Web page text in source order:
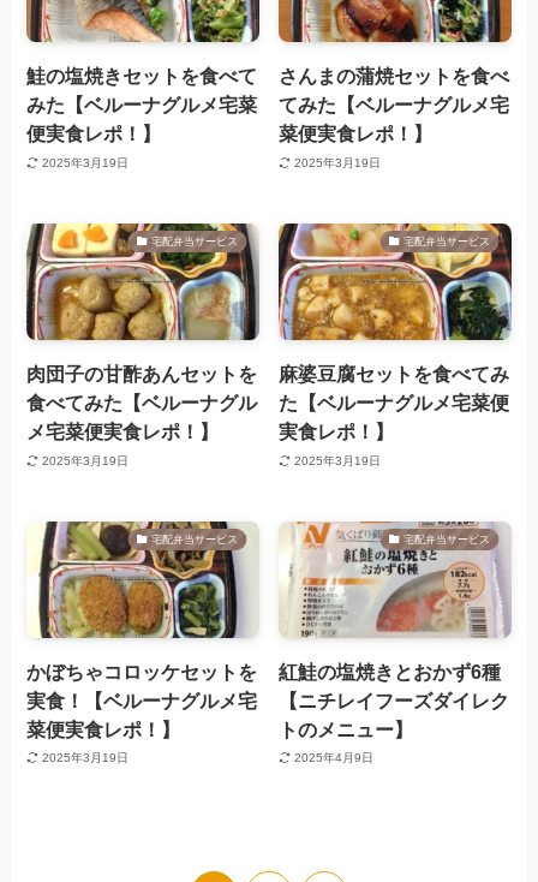
鮭の塩焼きセットを食べて
みた【ベルーナグルメ宅菜
便実食レポ！】
2025年3月19日
さんまの蒲焼セットを食べ
てみた【ベルーナグルメ宅
菜便実食レポ！】
2025年3月19日
宅配弁当サービス
肉団子の甘酢あんセットを
食べてみた【ベルーナグル
メ宅菜便実食レポ！】
2025年3月19日
宅配弁当サービス
麻婆豆腐セットを食べてみ
た【ベルーナグルメ宅菜便
実食レポ！】
2025年3月19日
宅配弁当サービス
かぼちゃコロッケセットを
実食！【ベルーナグルメ宅
菜便実食レポ！】
2025年3月19日
宅配弁当サービス
紅鮭の塩焼きとおかず6種
【ニチレイフーズダイレク
トのメニュー】
2025年4月9日